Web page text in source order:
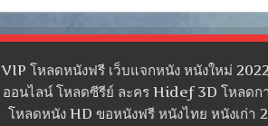
VIP โหลดหนังฟรี เว็บแจกหนัง หนังใหม่
ออนไลน์ โหลดซีรีย์ ละคร Hidef 3D โหลดก
โหลดหนัง HD ขอหนังฟรี หนังไทย หนังเก่า